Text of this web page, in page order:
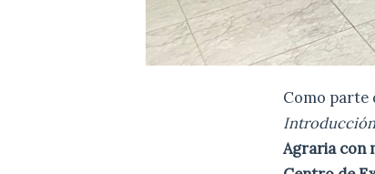
Como parte
Agraria con